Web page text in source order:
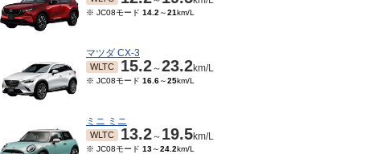
※ JC08モード 14.2 ～21km/L
マツダ CX-3
WLTC 15.2～23.2km/L
※ JC08モード 16.6～25km/L
ミニ ミニ
WLTC 13.2～ 19.5km/L
※ JC08モード 13～24.2km/L